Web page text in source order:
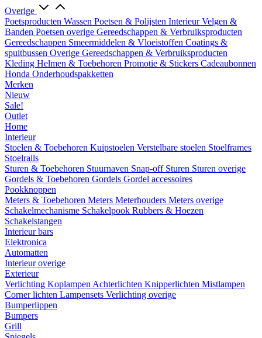
Overige
Poetsproducten Wassen Poetsen & Polijsten InterieurVelgen &
Banden Poetsen overige Gereedschappen & Verbruiksproducten
Gereedschappen Smeermiddelen & Vloeistoffen Coatings &
spuitbussen Overige Gereedschappen & Verbruiksproducten
Kleding Helmen & Toebehoren Promotie & Stickers Cadeaubonnen
Honda Onderhoudspakketten
Merken
Nieuw
Sale!
Outlet
Home
Interieur
Stoelen & Toebehoren Kuipstoelen Verstelbare stoelen Stoelframes
Stoelrails
Sturen & Toebehoren Stuurnaven Snap-off Sturen Sturen overige
Gordels & Toebehoren Gordels Gordel accessoires
Pookknoppen
Meters & Toebehoren Meters Meterhouders Meters overige
Schakelmechanisme Schakelpook Rubbers & Hoezen
Schakelstangen
Interieur bars
Elektronica
Automatten
Interieur overige
Exterieur
Verlichting Koplampen Achterlichten Knipperlichten Mistlampen
Corner lichten Lampensets Verlichting overige
Bumperlippen
Bumpers
Grill